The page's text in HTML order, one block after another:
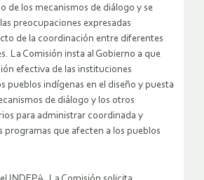
de los mecanismos de diálogo y se
preocupaciones expresadas
de la coordinación entre diferentes
La Comisión insta al Gobierno a que
efectiva de las instituciones
pueblos indígenas en el diseño y puesta
de diálogo y los otros
para administrar coordinada y
programas que afecten a los pueblos